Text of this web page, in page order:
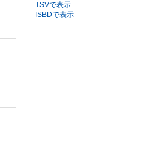
TSVで表示
ISBDで表示